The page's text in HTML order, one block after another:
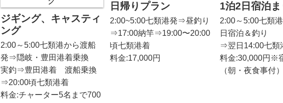
ジギング、キャスティ
ング
2:00～5:00七類港から渡船
発⇒隠岐・豊田港着乗換
実釣⇒豊田港着 渡船乗換
⇒20:00頃七類港着
料金:チャーター5名まで700
日帰りプラン
2:00~5:00七類港発⇒昼釣り
⇒17:00納竿⇒19:00〜20:00
頃七類港着
料金:17,000円
1泊2日宿泊
2:00～5:00七類
日宿泊＆釣り
⇒翌日14:00七類
料金:30,000円※
（朝・夜食事付）